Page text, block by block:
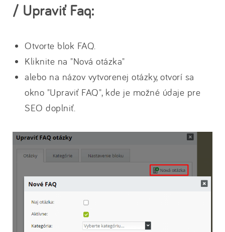
/ Upraviť Faq:
Otvorte blok FAQ.
Kliknite na "Nová otázka"
alebo na názov vytvorenej otázky, otvorí sa
okno "Upraviť FAQ", kde je možné údaje pre
SEO doplniť.